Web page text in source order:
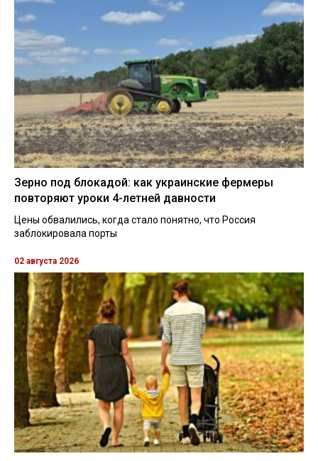
Зерно под блокадой: как украинские фермеры
повторяют уроки 4-летней давности
Цены обвалились, когда стало понятно, что Россия
заблокировала порты
02 августа 2026